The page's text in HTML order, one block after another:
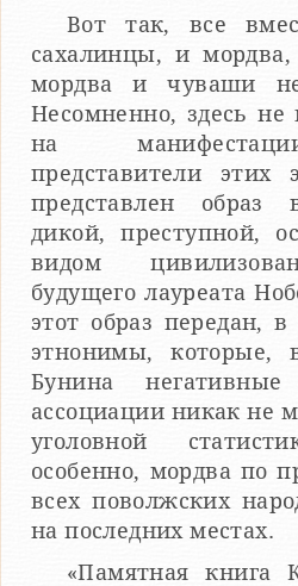
Вот так, все
сахалинцы, и
мордва и чуваши
Несомненно, здесь не
на
представители этих
представлен образ
дикой, преступной,
видом
будущего лауреата
этот образ передан,
этнонимы, которые,
Бунина
ассоциации никак не
уголовной
особенно, мордва по
всех поволжских
на последних местах.
«Памятная книга